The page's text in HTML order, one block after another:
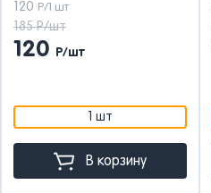
120 Р/1 шт
185 Р/шт
120 Р/шт
1 шт
В корзину